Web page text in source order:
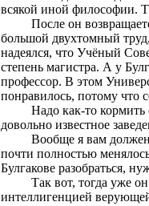
всякой иной философии.
После он
большой двухтомный
надеялся, что Учёный
степень магистра. А у
профессор. В этом
понравилось, потому что
Надо как-то
довольно известное
Вообще я вам должен
почти полностью
Булгакове разобраться,
Так вот, тогда уже
интеллигенцией